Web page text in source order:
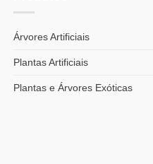
Árvores Artificiais
Plantas Artificiais
Plantas e Árvores Exóticas